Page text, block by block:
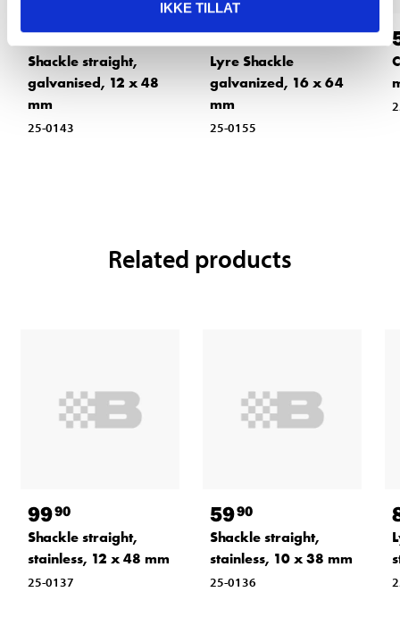
IKKE TILLAT
2990
Shackle straight,
galvanised, 12 x 48
mm
25-0143
3990
Lyre Shackle
galvanized, 16 x 64
mm
25-0155
Related products
9990
Shackle straight,
stainless, 12 x 48 mm
25-0137
5990
Shackle straight,
stainless, 10 x 38 mm
25-0136